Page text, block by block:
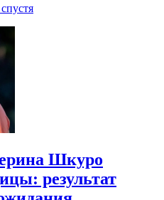
Шкуро
результат